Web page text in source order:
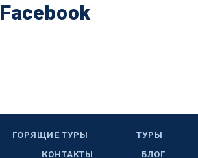
Facebook
ГОРЯЩИЕ ТУРЫ
ТУРЫ
КОНТАКТЫ БЛОГ